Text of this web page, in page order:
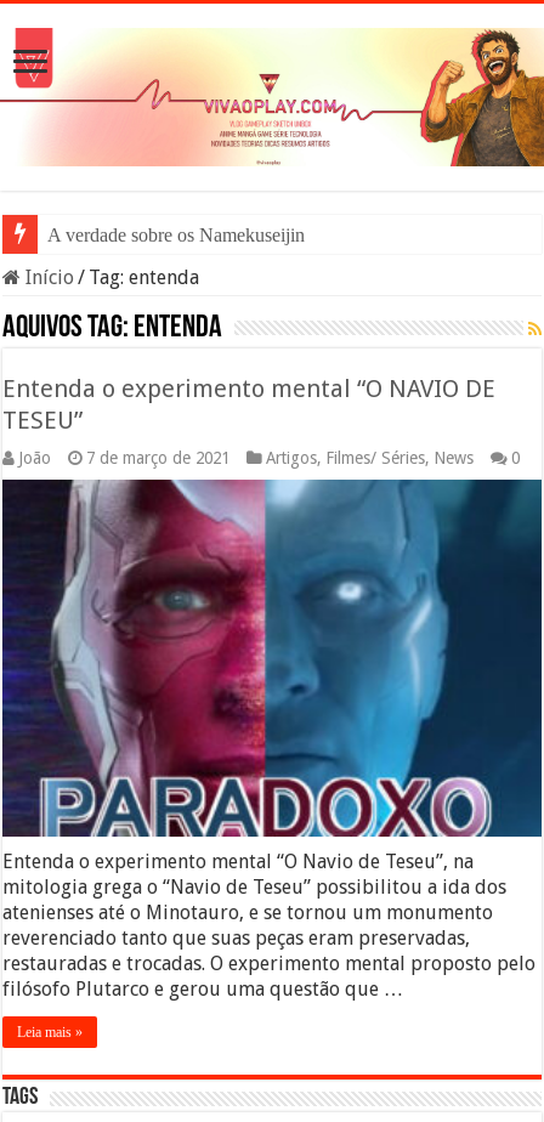
A verdade sobre os Namekuseijins – DRAGO
Início / Tag:entenda
Aquivos tag: entenda
Entenda o experimento mental “O NAVIO DE
TESEU”
João 7 de março de 2021 Artigos, Filmes/ Séries, News 0
Entenda o experimento mental “O Navio de Teseu”, na
mitologia grega o “Navio de Teseu” possibilitou a ida dos
atenienses até o Minotauro, e se tornou um monumento
reverenciado tanto que suas peças eram preservadas,
restauradas e trocadas. O experimento mental proposto pelo
filósofo Plutarco e gerou uma questão que …
Leia mais »
Tags